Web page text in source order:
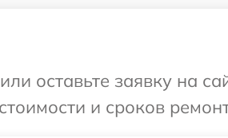
оставьте заявку на
и сроков